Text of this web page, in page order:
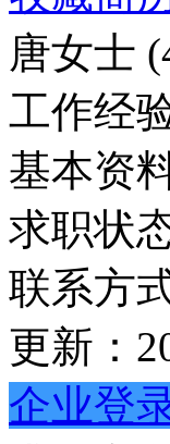
唐女士
工作经
基本资
求职状
联系方
更新：
企业登